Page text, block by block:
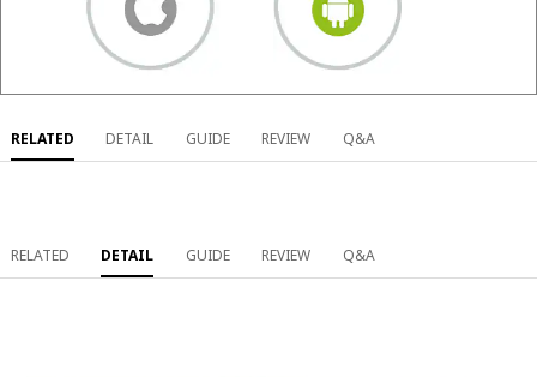
RELATED DETAIL GUIDE REVIEW Q&A
RELATED DETAIL GUIDE REVIEW Q&A